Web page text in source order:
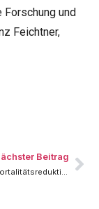
und
Feichtner,
Beitrag
Versuch der Mortalitätsreduktion durch Opoidüberdosierungen